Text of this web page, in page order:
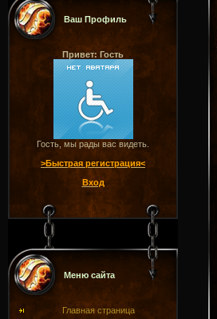
Ваш Профиль
Привет: Гость
Гость, мы рады вас видеть.
>Быстрая регистрация<
Вход
Меню сайта
Главная страница